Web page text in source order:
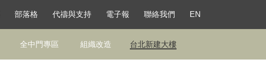
部落格 代禱與支持 電子報 聯絡我們 EN
全中門專區 組織改造 台北新建大樓